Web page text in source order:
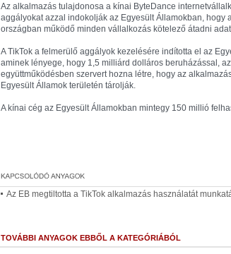
Az alkalmazás tulajdonosa a kínai ByteDance
aggályokat azzal indokolják az Egyesült Államokban,
országban működő minden vállalkozás kötelező átadni
A TikTok a felmerülő aggályok kezelésére indította el az
aminek lényege, hogy 1,5 milliárd dolláros beruházással,
együttműködésben szervert hozna létre, hogy az
Egyesült Államok területén tárolják.
A kínai cég az Egyesült Államokban mintegy 150 millió
Az EB megtiltotta a TikTok alkalmazás használatát
TOVÁBBI ANYAGOK EBBŐL A KATEGÓRIÁBÓL